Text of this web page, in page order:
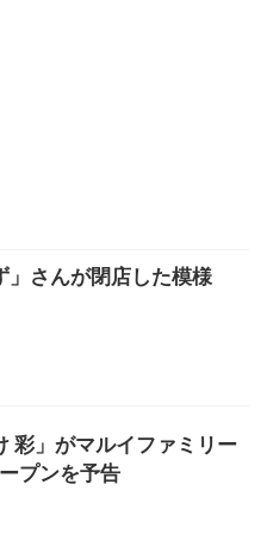
」さんが閉店した模様
彩」がマルイファミリー
プンを予告